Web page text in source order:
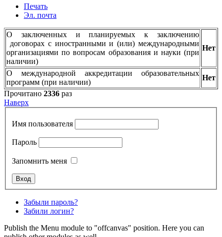
Печать
Эл. почта
О заключенных и планируемых к заключению
договорах с иностранными и (или) международными
организациями по вопросам образования и науки (при
наличии)
Нет
О международной аккредитации образовательных
программ (при наличии)
Нет
Прочитано 2336 раз
Наверх
Имя пользователя
Пароль
Запомнить меня
Забыли пароль?
Забили логин?
Publish the Menu module to "offcanvas" position. Here you can